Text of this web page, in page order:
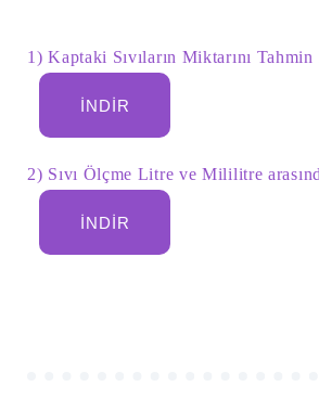
1) Kaptaki Sıvıların Miktarını
İNDIR
2) Sıvı Ölçme Litre ve Mililitre
İNDIR